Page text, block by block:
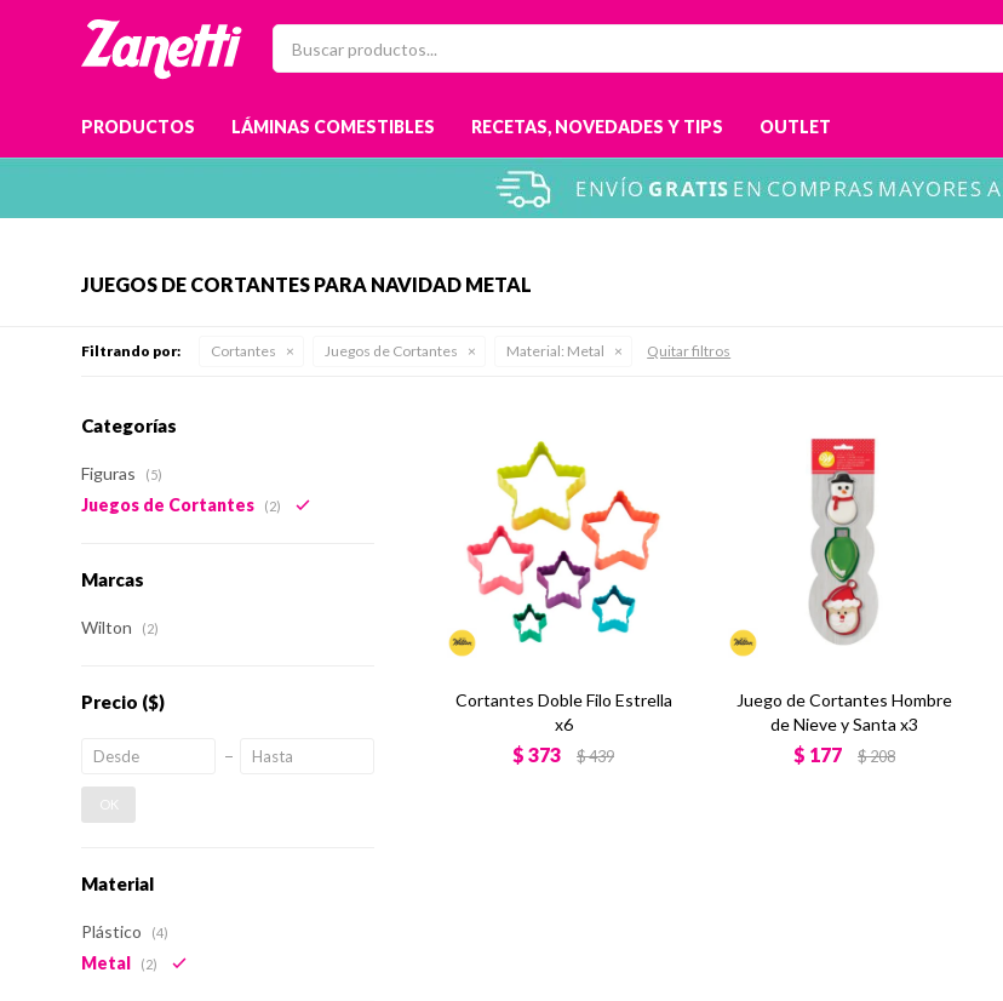
PRODUCTOS LÁMINAS COMESTIBLES RECETAS, NOVEDADES Y TIPS OUTLET
JUEGOS DE CORTANTES PARA NAVIDAD METAL
Filtrando por: Cortantes Juegos de Cortantes Material: Metal Quitar filtros
Cortantes Doble Filo Estrella
x6
$ 373 $439
Juego de Cortantes Hombre
de Nieve y Santa x3
$ 177 $208
Categorías
Figuras (5)
Juegos de Cortantes (2)
Marcas
Wilton (2)
Precio ($)
OK
Material
Plástico (4)
Metal (2)